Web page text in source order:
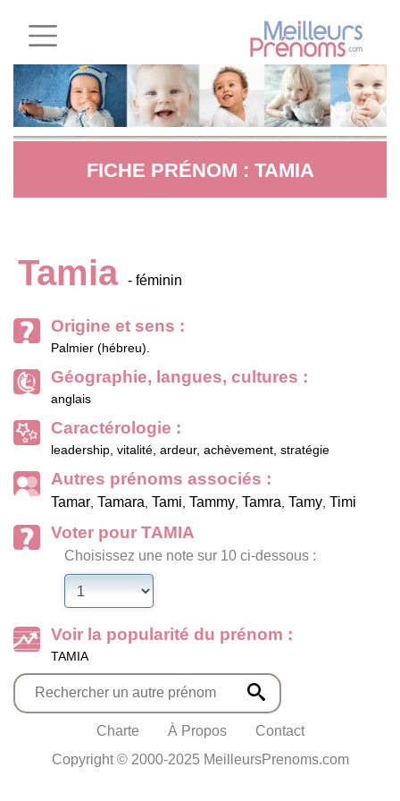
FICHE PRÉNOM : TAMIA
Tamia - féminin
Origine et sens :
Palmier (hébreu).
Géographie, langues, cultures :
anglais
Caractérologie :
leadership, vitalité, ardeur, achèvement, stratégie
Autres prénoms associés :
Tamar, Tamara, Tami, Tammy, Tamra, Tamy, Timi
Voter pour TAMIA
Choisissez une note sur 10 ci-dessous :
Voir la popularité du prénom :
TAMIA
Charte À Propos
Contact
Copyright © 2000-2025 MeilleursPrenoms.com